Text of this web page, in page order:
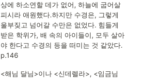
상에 하소연할 데가 없어, 하늘에 굽어살
피시라 애원했다.하지만 수경은, 그렇게
울부짖고 넘어갈 수만은 없었다. 힘들게
받은 학위가, 배 속의 아이들이, 모두 살아
야 한다고 수경의 등을 떠미는 것 같았다.
p.146
<해님 달님>이나 <신데렐라>, <임금님